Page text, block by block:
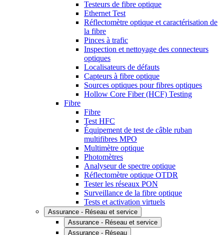
Testeurs de fibre optique
Ethernet Test
Réflectomètre optique et caractérisation de
la fibre
Pinces à trafic
Inspection et nettoyage des connecteurs
optiques
Localisateurs de défauts
Capteurs à fibre optique
Sources optiques pour fibres optiques
Hollow Core Fiber (HCF) Testing
Fibre
Fibre
Test HFC
Équipement de test de câble ruban
multifibres MPO
Multimètre optique
Photomètres
Analyseur de spectre optique
Réflectomètre optique OTDR
Tester les réseaux PON
Surveillance de la fibre optique
Tests et activation virtuels
Assurance - Réseau et service
Assurance - Réseau et service
Assurance - Réseau